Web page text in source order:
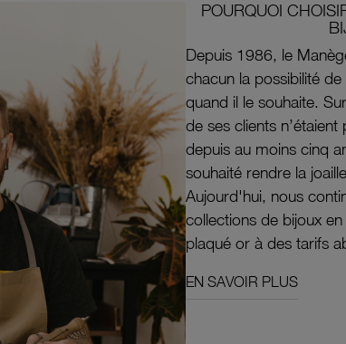
POURQUOI
Depuis 1986, le
chacun la possibilité
quand il le souhaite.
de ses clients
depuis au moins cinq
souhaité rendre la
Aujourd'hui, nous
collections de bijoux
plaqué or à des tarifs
EN SAVOIR PLUS